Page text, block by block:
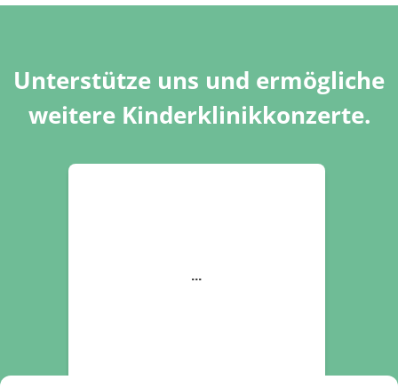
Unterstütze uns und ermögliche
weitere Kinderklinikkonzerte.